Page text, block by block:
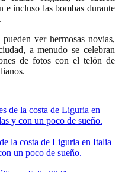
e incluso las bombas durante
ver hermosas novias,
a menudo se celebran
de fotos con el telón de
la costa de Liguria en Italia
un poco de sueño.